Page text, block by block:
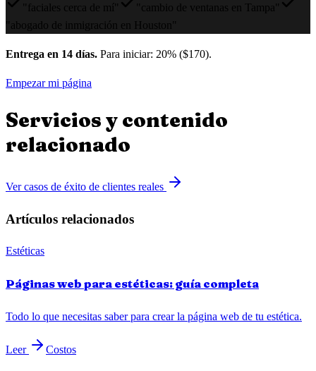
"faciales cerca de mí"
"cambio de ventanas en Tampa"
"abogado de inmigración en Houston"
Entrega en 14 días. Para iniciar: 20% ($170).
Empezar mi página
Servicios y contenido
relacionado
Ver casos de éxito de clientes reales
Artículos relacionados
Estéticas
Páginas web para estéticas: guía completa
Todo lo que necesitas saber para crear la página web de tu estética.
Leer Costos